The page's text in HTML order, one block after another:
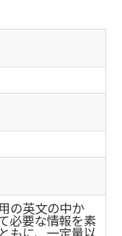
の英文の中か
必要な情報を素